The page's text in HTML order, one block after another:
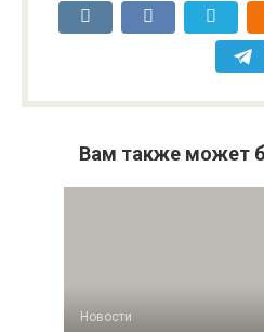
Вам также может
Новости